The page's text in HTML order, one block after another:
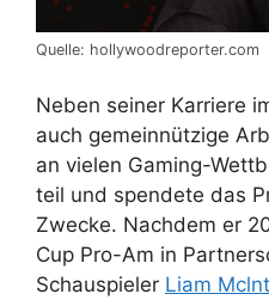
Quelle: hollywoodreporter.com
Neben seiner Karriere
auch gemeinnützige
an vielen Gaming-
teil und spendete das
Zwecke. Nachdem er
Cup Pro-Am in
Schauspieler Liam